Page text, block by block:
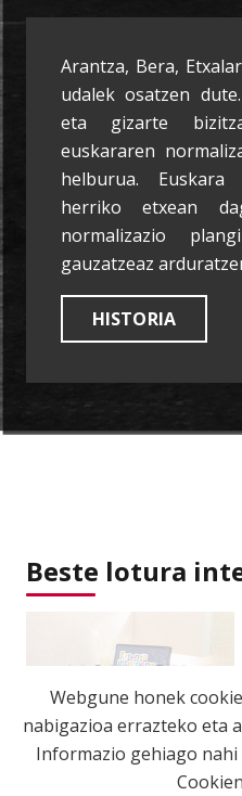
Arantza, Bera,
udalek osatzen
eta gizarte
euskararen
helburua. Euskara
herriko etxean
normalizazio
gauzatzeaz
HISTORIA
Beste lotura
Webgune honek
nabigazioa errazteko eta
Informazio gehiago